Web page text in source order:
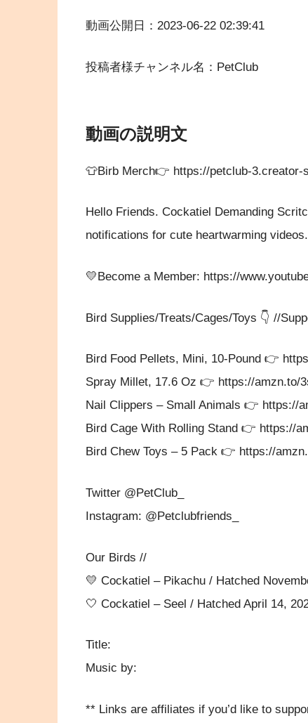
動画公開日：2023-06-22 02:39:41
投稿者様チャンネル名：PetClub
動画の説明文
👕Birb Merch👉 https://petclub-3.creator-
Hello Friends. Cockatiel Demanding
notifications for cute heartwarming videos.
💛Become a Member: https://
Bird Supplies/Treats/Cages/Toys 👇 //
Bird Food Pellets, Mini, 10-Pound 👉
Spray Millet, 17.6 Oz 👉 https://amzn.to/
Nail Clippers – Small Animals 👉 https://
Bird Cage With Rolling Stand 👉 https://
Bird Chew Toys – 5 Pack 👉 https://
Twitter @PetClub_
Instagram: @Petclubfriends_
Our Birds //
💛 Cockatiel – Pikachu / Hatched
🤍 Cockatiel – Seel / Hatched April 14,
Title:
Music by:
** Links are affiliates if you’d like to